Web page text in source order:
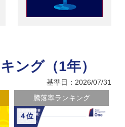
ング（1年）
基準日：2026/07/31
騰落率ランキング
４位